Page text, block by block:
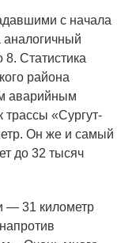
с начала
аналогичный
Статистика
района
аварийным
трассы «Сургут-
Он же и самый
до 32 тысяч
— 31 километр